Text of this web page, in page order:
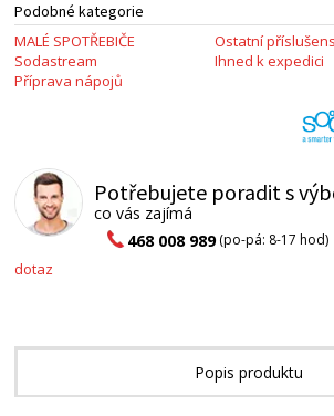
Podobné kategorie
MALÉ SPOTŘEBIČE
Sodastream
Příprava nápojů
Ostatní
Ihned k expedici
Potřebujete poradit s
co vás zajímá
468 008 989(po-pá: 8-17 hod)
dotaz
Popis produktu